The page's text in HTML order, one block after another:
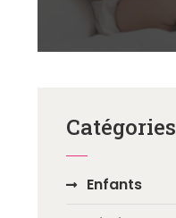
Catégories
Enfants